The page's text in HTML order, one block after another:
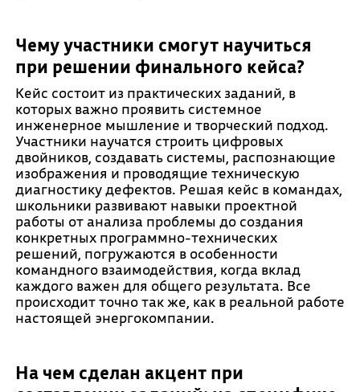
Чему участники смогут научиться
при решении финального кейса?
Кейс состоит из практических заданий, в
которых важно проявить системное
инженерное мышление и творческий подход.
Участники научатся строить цифровых
двойников, создавать системы, распознающие
изображения и проводящие техническую
диагностику дефектов. Решая кейс в командах,
школьники развивают навыки проектной
работы от анализа проблемы до создания
конкретных программно-технических
решений, погружаются в особенности
командного взаимодействия, когда вклад
каждого важен для общего результата. Все
происходит точно так же, как в реальной работе
настоящей энергокомпании.
На чем сделан акцент при